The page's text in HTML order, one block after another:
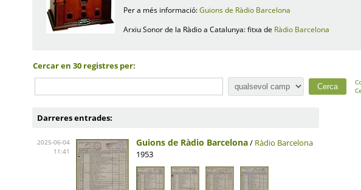
Per a més informació:Guions de Ràdio Barcelona
Arxiu Sonor de la Ràdio a Catalunya: fitxa de Ràdio Barcelona
Cercar en 30 registres per:
Darreres entrades:
2025-06-04
11:41
Guions de Ràdio Barcelona/ Ràdio Barcelona
1953